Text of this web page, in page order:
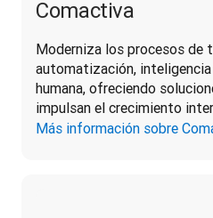
Comactiva
Moderniza los procesos de
automatización,
humana, ofreciendo
impulsan el crecimiento
Más información sobre